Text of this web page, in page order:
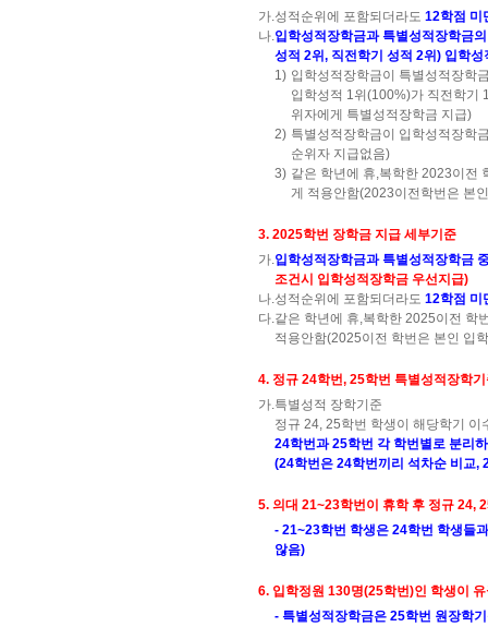
가.성적순위에 포함되더라도 12학점 미
나.입학성적장학금과 특별성적장학금
성적 2위, 직전학기 성적 2위) 입학
1) 입학성적장학금이 특별성적장학
입학성적 1위(100%)가 직전학기
위자에게 특별성적장학금 지급)
2) 특별성적장학금이 입학성적장학
순위자 지급없음)
3) 같은 학년에 휴,복학한 2023이전
게 적용안함(2023이전학번은 본
3. 2025학번 장학금 지급 세부기준
가.입학성적장학금과 특별성적장학금
조건시 입학성적장학금 우선지급)
나.성적순위에 포함되더라도 12학점 미
다.같은 학년에 휴,복학한 2025이전 학
적용안함(2025이전 학번은 본인 입
4. 정규 24학번, 25학번 특별성적장학
가.특별성적 장학기준
정규 24, 25학번 학생이 해당학기
24학번과 25학번 각 학번별로 분리
(24학번은 24학번끼리 석차순 비교,
5. 의대 21~23학번이 휴학 후 정규 24,
- 21~23학번 학생은 24학번 학생들
않음)
6. 입학정원 130명(25학번)인 학생이
- 특별성적장학금은 25학번 원장학